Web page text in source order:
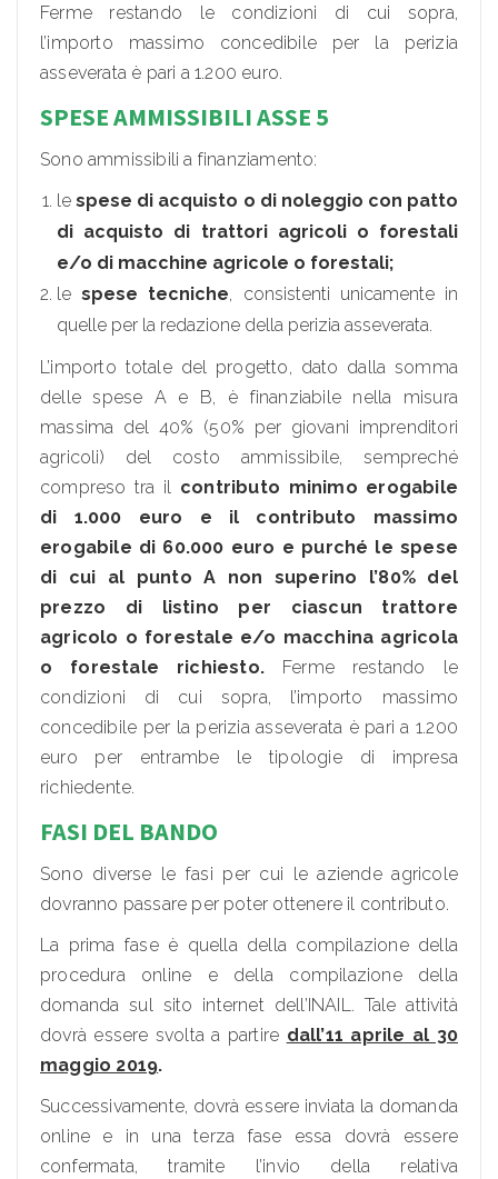
Ferme restando le condizioni di cui sopra,
l’importo massimo concedibile per la perizia
asseverata è pari a 1.200 euro.
SPESE AMMISSIBILI ASSE 5
Sono ammissibili a finanziamento:
lespese di acquisto o di noleggio con patto
di acquisto di trattori agricoli o forestali
e/o di macchine agricole o forestali;
lespese tecniche, consistenti unicamente in
quelle per la redazione della perizia asseverata.
L’importo totale del progetto, dato dalla somma
delle spese A e B, è finanziabile nella misura
massima del 40% (50% per giovani imprenditori
agricoli) del costo ammissibile, sempreché
compreso tra il contributo minimo erogabile
di 1.000 euro e il contributo massimo
erogabile di 60.000 euro e purché le spese
di cui al punto A non superino l’80% del
prezzo di listino per ciascun trattore
agricolo o forestale e/o macchina agricola
o forestale richiesto. Ferme restando le
condizioni di cui sopra, l’importo massimo
concedibile per la perizia asseverata è pari a 1.200
euro per entrambe le tipologie di impresa
richiedente.
FASI DEL BANDO
Sono diverse le fasi per cui le aziende agricole
dovranno passare per poter ottenere il contributo.
La prima fase è quella della compilazione della
procedura online e della compilazione della
domanda sul sito internet dell’INAIL. Tale attività
dovrà essere svolta a partire dall’11 aprile al 30
maggio 2019.
Successivamente, dovrà essere inviata la domanda
online e in una terza fase essa dovrà essere
confermata, tramite l’invio della relativa